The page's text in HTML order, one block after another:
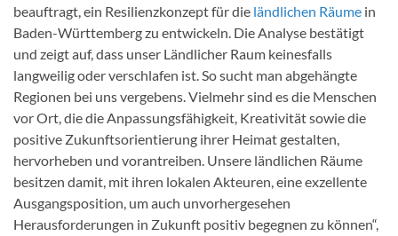
beauftragt, ein Resilienzkonzept für die ländlichen Räume in
Baden-Württemberg zu entwickeln. Die Analyse bestätigt
und zeigt auf, dass unser Ländlicher Raum keinesfalls
langweilig oder verschlafen ist. So sucht man abgehängte
Regionen bei uns vergebens. Vielmehr sind es die Menschen
vor Ort, die die Anpassungsfähigkeit, Kreativität sowie die
positive Zukunftsorientierung ihrer Heimat gestalten,
hervorheben und vorantreiben. Unsere ländlichen Räume
besitzen damit, mit ihren lokalen Akteuren, eine exzellente
Ausgangsposition, um auch unvorhergesehen
Herausforderungen in Zukunft positiv begegnen zu können“,